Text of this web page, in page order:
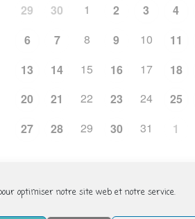
optimiser notre site web et notre service.
29
30 1 2 3 4
6
7 8 9 10 11
13
14 15 16 17 18
20
21 22 23 24 25
27
28 29 30 31 1